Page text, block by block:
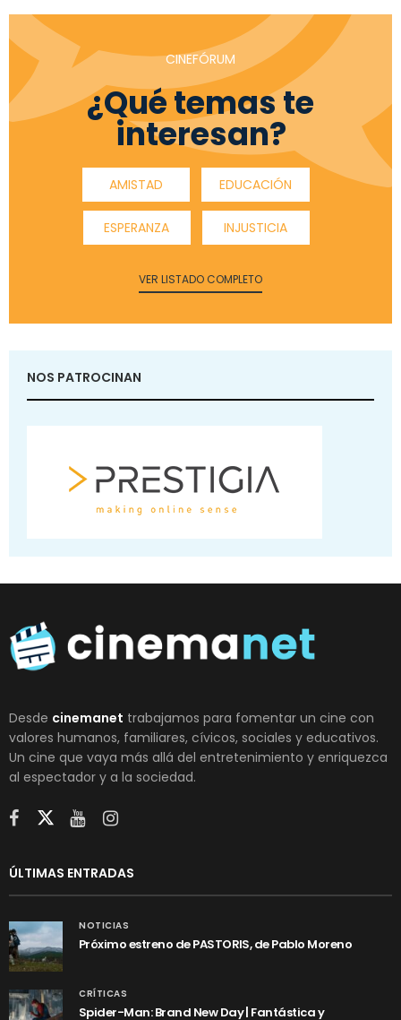
CINEFÓRUM
¿Qué temas te
interesan?
AMISTAD EDUCACIÓN
ESPERANZA INJUSTICIA
VER LISTADO COMPLETO
NOS PATROCINAN
Desde cinemanet trabajamos para fomentar un cine con
valores humanos, familiares, cívicos, sociales y educativos.
Un cine que vaya más allá del entretenimiento y enriquezca
al espectador y a la sociedad.
ÚLTIMAS ENTRADAS
NOTICIAS
Próximo estreno de PASTORIS, de Pablo Moreno
CRÍTICAS
Spider-Man: Brand New Day | Fantástica y